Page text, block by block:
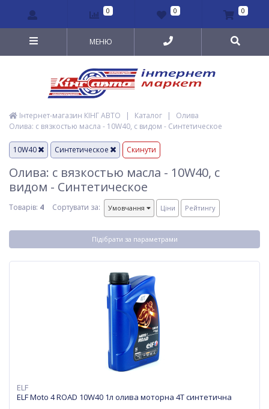
0 0 0
МЕНЮ
Інтернет-магазин КІНГ АВТО | Каталог |
Олива
Олива: с вязкостью масла - 10W40, с видом - Синтетическое
10W40 Синтетическое Скинути
Олива: с вязкостью масла - 10W40, с
видом - Синтетическое
Товарів: 4 Сортувати за: Умовчання Ціни Рейтингу
Підібрати за параметрами
ELF
ELF Moto 4 ROAD 10W40 1л олива моторна 4Т синтетична